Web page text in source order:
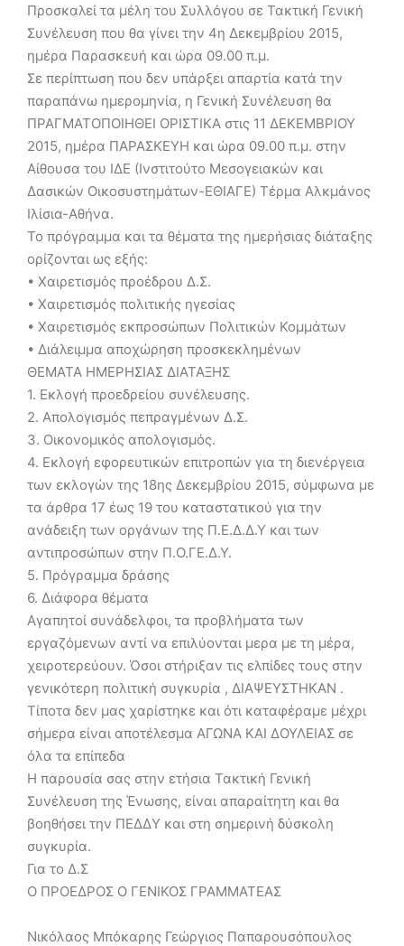
Προσκαλεί τα μέλη του Συλλόγου σε Τακτική Γενική
Συνέλευση που θα γίνει την 4η Δεκεμβρίου 2015,
ημέρα Παρασκευή και ώρα 09.00 π.μ.
Σε περίπτωση που δεν υπάρξει απαρτία κατά την
παραπάνω ημερομηνία, η Γενική Συνέλευση θα
ΠΡΑΓΜΑΤΟΠΟΙΗΘΕΙ ΟΡΙΣΤΙΚΑ στις 11 ΔΕΚΕΜΒΡΙΟΥ
2015, ημέρα ΠΑΡΑΣΚΕΥΗ και ώρα 09.00 π.μ. στην
Αίθουσα του ΙΔΕ (Ινστιτούτο Μεσογειακών και
Δασικών Οικοσυστημάτων-ΕΘΙΑΓΕ) Τέρμα Αλκμάνος
Ιλίσια-Αθήνα.
Το πρόγραμμα και τα θέματα της ημερήσιας διάταξης
ορίζονται ως εξής:
• Χαιρετισμός προέδρου Δ.Σ.
• Χαιρετισμός πολιτικής ηγεσίας
• Χαιρετισμός εκπροσώπων Πολιτικών Κομμάτων
• Διάλειμμα αποχώρηση προσκεκλημένων
ΘΕΜΑΤΑ ΗΜΕΡΗΣΙΑΣ ΔΙΑΤΑΞΗΣ
1. Εκλογή προεδρείου συνέλευσης.
2. Απολογισμός πεπραγμένων Δ.Σ.
3. Οικονομικός απολογισμός.
4. Εκλογή εφορευτικών επιτροπών για τη διενέργεια
των εκλογών της 18ης Δεκεμβρίου 2015, σύμφωνα με
τα άρθρα 17 έως 19 του καταστατικού για την
ανάδειξη των οργάνων της Π.Ε.Δ.Δ.Υ και των
αντιπροσώπων στην Π.Ο.ΓΕ.Δ.Υ.
5. Πρόγραμμα δράσης
6. Διάφορα θέματα
Αγαπητοί συνάδελφοι, τα προβλήματα των
εργαζόμενων αντί να επιλύονται μερα με τη μέρα,
χειροτερεύουν. Όσοι στήριξαν τις ελπίδες τους στην
γενικότερη πολιτική συγκυρία , ΔΙΑΨΕΥΣΤΗΚΑΝ .
Τίποτα δεν μας χαρίστηκε και ότι καταφέραμε μέχρι
σήμερα είναι αποτέλεσμα ΑΓΩΝΑ ΚΑΙ ΔΟΥΛΕΙΑΣ σε
όλα τα επίπεδα
Η παρουσία σας στην ετήσια Τακτική Γενική
Συνέλευση της Ένωσης, είναι απαραίτητη και θα
βοηθήσει την ΠΕΔΔΥ και στη σημερινή δύσκολη
συγκυρία.
Για το Δ.Σ
Ο ΠΡΟΕΔΡΟΣ Ο ΓΕΝΙΚΟΣ ΓΡΑΜΜΑΤΕΑΣ
Νικόλαος Μπόκαρης Γεώργιος Παπαρουσόπουλος